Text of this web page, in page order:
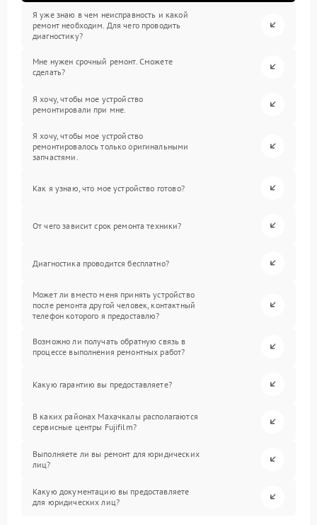
Я уже знаю в чем неисправность и какой
ремонт необходим. Для чего проводить
диагностику?
Мне нужен срочный ремонт. Сможете
сделать?
Я хочу, чтобы мое устройство
ремонтировали при мне.
Я хочу, чтобы мое устройство
ремонтировалось только оригинальными
запчастями.
Как я узнаю, что мое устройство готово?
От чего зависит срок ремонта техники?
Диагностика проводится бесплатно?
Может ли вместо меня принять устройство
после ремонта другой человек, контактный
телефон которого я предоставлю?
Возможно ли получать обратную связь в
процессе выполнения ремонтных работ?
Какую гарантию вы предоставляете?
В каких районах Махачкалы располагаются
сервисные центры Fujifilm?
Выполняете ли вы ремонт для юридических
лиц?
Какую документацию вы предоставляете
для юридических лиц?